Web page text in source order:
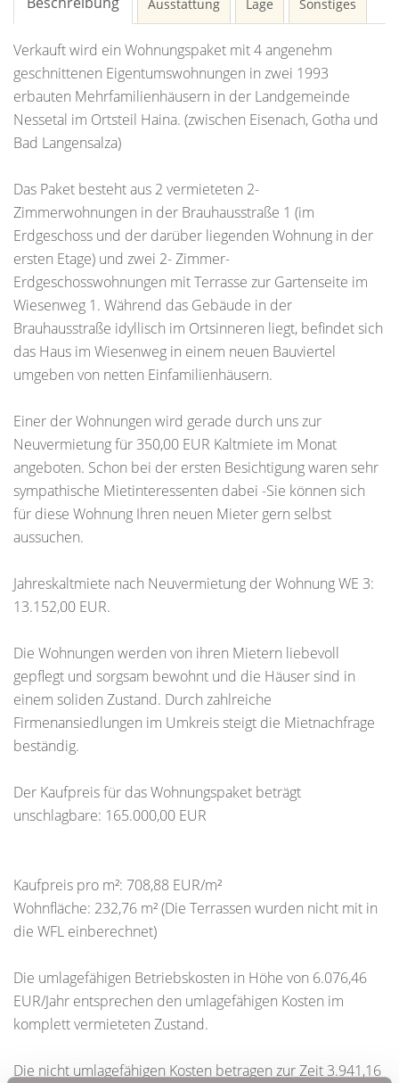
Ausstattung Lage Sonstiges
Verkauft wird ein Wohnungspaket mit 4 angenehm
geschnittenen Eigentumswohnungen in zwei 1993
erbauten Mehrfamilienhäusern in der Landgemeinde
Nessetal im Ortsteil Haina. (zwischen Eisenach, Gotha und
Bad Langensalza)
Das Paket besteht aus 2 vermieteten 2-
Zimmerwohnungen in der Brauhausstraße 1 (im
Erdgeschoss und der darüber liegenden Wohnung in der
ersten Etage) und zwei 2- Zimmer-
Erdgeschosswohnungen mit Terrasse zur Gartenseite im
Wiesenweg 1. Während das Gebäude in der
Brauhausstraße idyllisch im Ortsinneren liegt, befindet sich
das Haus im Wiesenweg in einem neuen Bauviertel
umgeben von netten Einfamilienhäusern.
Einer der Wohnungen wird gerade durch uns zur
Neuvermietung für 350,00 EUR Kaltmiete im Monat
angeboten. Schon bei der ersten Besichtigung waren sehr
sympathische Mietinteressenten dabei -Sie können sich
für diese Wohnung Ihren neuen Mieter gern selbst
aussuchen.
Jahreskaltmiete nach Neuvermietung der Wohnung WE 3:
13.152,00 EUR.
Die Wohnungen werden von ihren Mietern liebevoll
gepflegt und sorgsam bewohnt und die Häuser sind in
einem soliden Zustand. Durch zahlreiche
Firmenansiedlungen im Umkreis steigt die Mietnachfrage
beständig.
Der Kaufpreis für das Wohnungspaket beträgt
unschlagbare: 165.000,00 EUR
Kaufpreis pro m²: 708,88 EUR/m²
Wohnfläche: 232,76 m² (Die Terrassen wurden nicht mit in
die WFL einberechnet)
Die umlagefähigen Betriebskosten in Höhe von 6.076,46
EUR/Jahr entsprechen den umlagefähigen Kosten im
komplett vermieteten Zustand.
Die nicht umlagefähigen Kosten betragen zur Zeit 3.941,16